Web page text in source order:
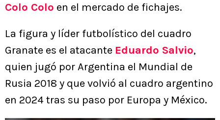
Colo Colo en el mercado de fichajes.
La figura y líder futbolístico del cuadro
Granate es el atacante Eduardo Salvio,
quien jugó por Argentina el Mundial de
Rusia 2018 y que volvió al cuadro argentino
en 2024 tras su paso por Europa y México.